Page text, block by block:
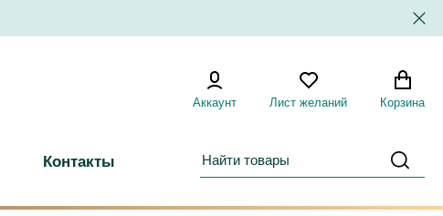
Аккаунт Лист желаний Корзина
Контакты